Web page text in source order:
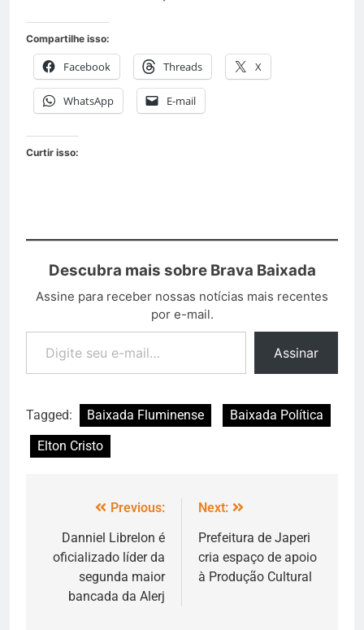
Compartilhe isso:
Facebook Threads X
WhatsApp E-mail
Curtir isso:
Descubra mais sobre Brava Baixada
Assine para receber nossas notícias mais recentes
por e-mail.
Assinar
Tagged: Baixada Fluminense
Baixada Política
Elton Cristo
Previous:
Danniel Librelon é
oficializado líder da
segunda maior
bancada da Alerj
Next:
Prefeitura de Japeri
cria espaço de apoio
à Produção Cultural